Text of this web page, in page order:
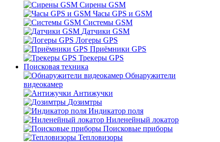
Сирены GSM
Часы GPS и GSM
Системы GSM
Датчики GSM
Логеры GPS
Приёмники GPS
Трекеры GPS
Поисковая техника
Обнаружители
видеокамер
Антижучки
Дозимтры
Индикатор поля
Ниленейный локатор
Поисковые приборы
Тепловизоры